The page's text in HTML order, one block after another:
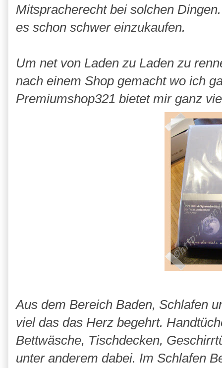
Mitspracherecht bei solchen
es schon schwer einzukaufen.
Um net von Laden zu Laden zu
nach einem Shop gemacht wo ich
Premiumshop321 bietet mir ganz
Aus dem Bereich Baden, Schlafen
viel das das Herz begehrt.
Bettwäsche, Tischdecken,
unter anderem dabei. Im Schlafen